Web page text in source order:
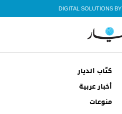
DIGITAL SOLUTIONS BY
كتّاب الديار
أخبار عربية
منوعات